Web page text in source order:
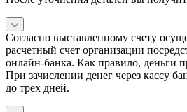
Согласно выставленному счету
расчетный счет организации
онлайн-банка. Как правило, деньги
При зачислении денег через кассу
до трех дней.